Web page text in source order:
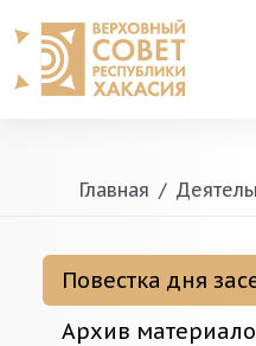
Главная
Повестка дня
Архив